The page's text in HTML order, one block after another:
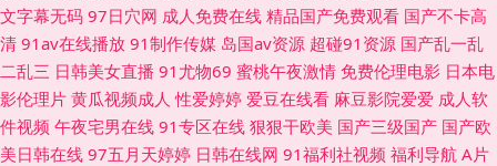
午夜剧场 91天堂在线 丁香午夜超碰 久草资源在线白浆 日本不卡123 久久爆
乳 四虎色资源 91传煤成人 肏肏肏肏 韩国自拍AV 欧美另类综合网 午夜av电
影院 91丝足网站 岛国色情av 久草蜜臀视频在线 99爱国产 激情文学天美 欧
文字幕无码 97日穴网 成人免费在线 精品国产免费观看 国产不卡高
清 91av在线播放 91制作传媒 岛国av资源 超碰91资源 国产乱一乱
二乱三 日韩美女直播 91尤物69 蜜桃午夜激情 免费伦理电影 日本电
影伦理片 黄瓜视频成人 性爱婷婷 爱豆在线看 麻豆影院爱爱 成人软
件视频 午夜宅男在线 91专区在线 狠狠干欧美 国产三级国产 国产欧
美日韩在线 97五月天婷婷 日韩在线网 91福利社视频 福利导航 A片